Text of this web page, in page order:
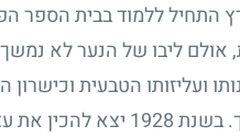
התחיל ללמוד בבית הספר
ליבו של הנער לא נמשך
ועליזותו הטבעית
בשנת1928 יצא להכין את